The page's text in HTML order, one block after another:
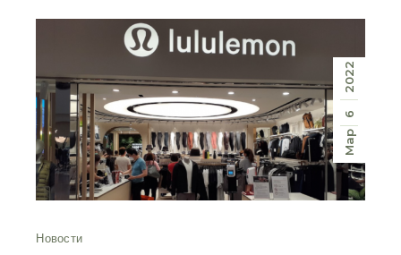
Мар
6
2022
Новости